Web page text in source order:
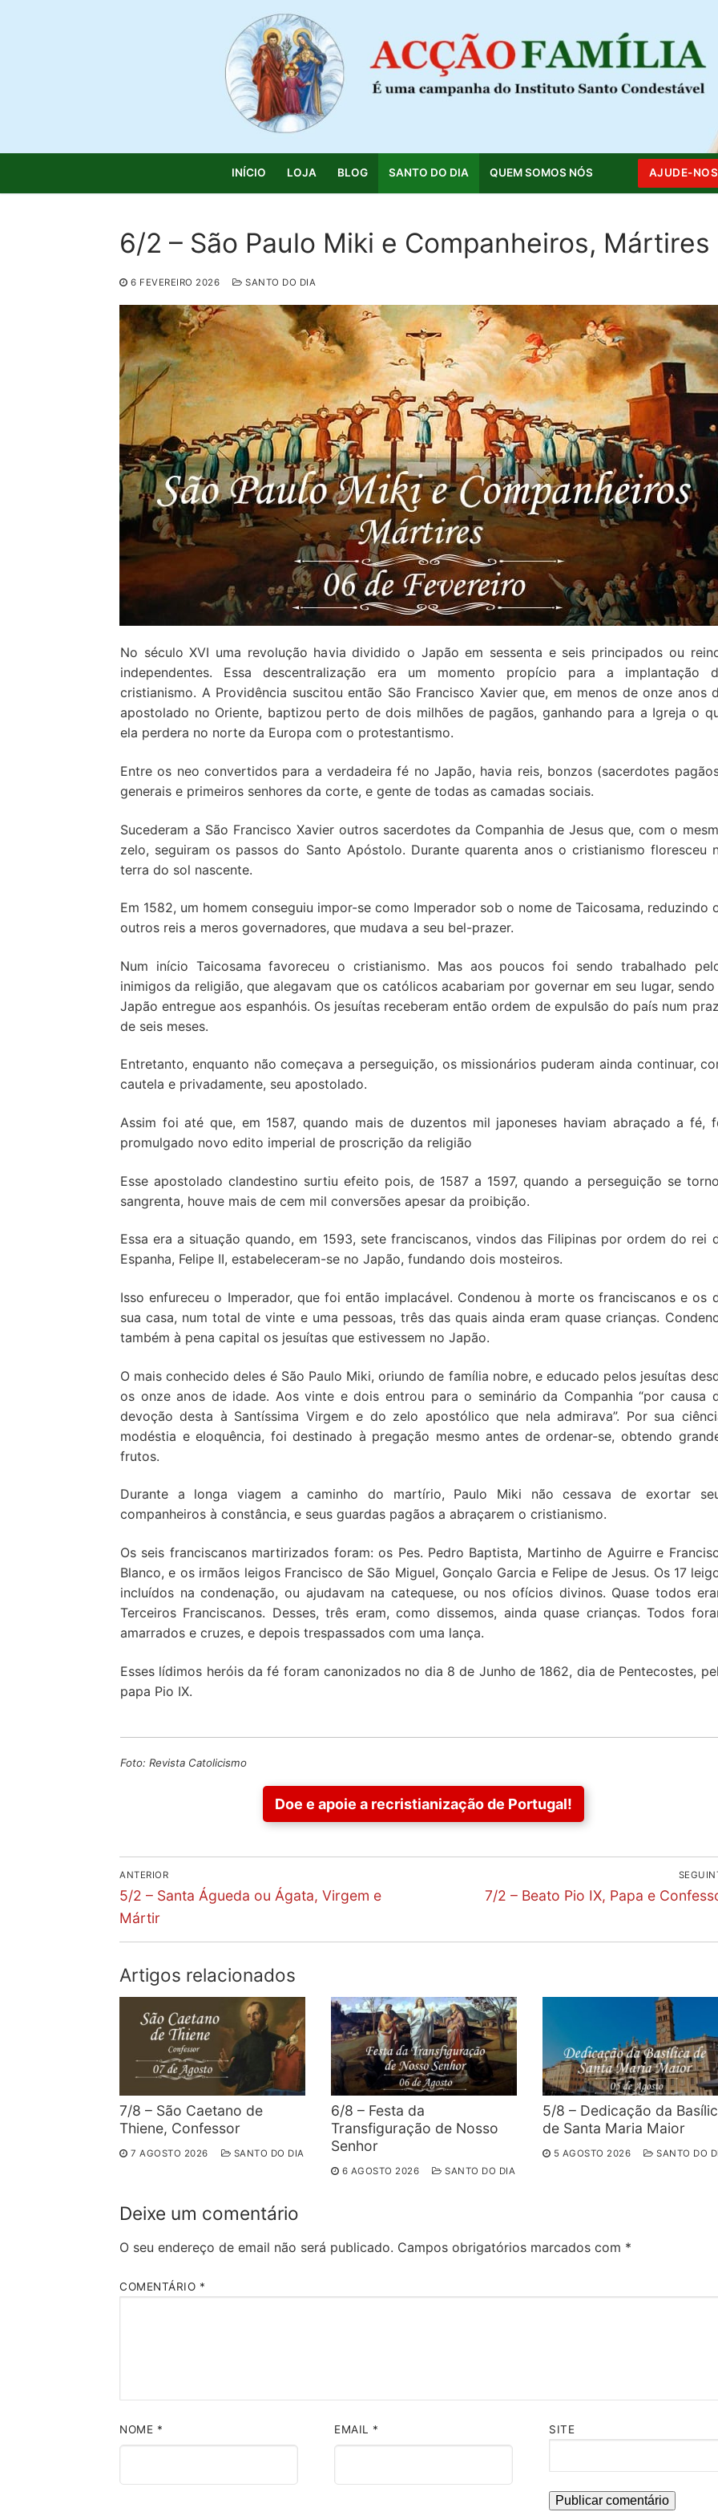
INÍCIO LOJA BLOG SANTO DO DIA QUEM SOMOS NÓS AJUDE-NOS
Pesquisar por:
Início
Loja
Blog
Santo do Dia
Quem somos nós
CARRINHO
6/2 – São Paulo Miki e Companheiros, Mártires
6 FEVEREIRO 2026 SANTO DO DIA
No século XVI uma revolução havia dividido o Japão em sessenta e seis principados ou
independentes. Essa descentralização era um momento propício para a implantação
cristianismo. A Providência suscitou então São Francisco Xavier que, em menos de onze anos
apostolado no Oriente, baptizou perto de dois milhões de pagãos, ganhando para a Igreja o
ela perdera no norte da Europa com o protestantismo.
Entre os neo convertidos para a verdadeira fé no Japão, havia reis, bonzos (sacerdotes
generais e primeiros senhores da corte, e gente de todas as camadas sociais.
Sucederam a São Francisco Xavier outros sacerdotes da Companhia de Jesus que, com o
zelo, seguiram os passos do Santo Apóstolo. Durante quarenta anos o cristianismo floresceu
terra do sol nascente.
Em 1582, um homem conseguiu impor-se como Imperador sob o nome de Taicosama, reduzindo
outros reis a meros governadores, que mudava a seu bel-prazer.
Num início Taicosama favoreceu o cristianismo. Mas aos poucos foi sendo trabalhado
inimigos da religião, que alegavam que os católicos acabariam por governar em seu lugar, sendo
Japão entregue aos espanhóis. Os jesuítas receberam então ordem de expulsão do país num
de seis meses.
Entretanto, enquanto não começava a perseguição, os missionários puderam ainda continuar,
cautela e privadamente, seu apostolado.
Assim foi até que, em 1587, quando mais de duzentos mil japoneses haviam abraçado a fé,
promulgado novo edito imperial de proscrição da religião
Esse apostolado clandestino surtiu efeito pois, de 1587 a 1597, quando a perseguição se
sangrenta, houve mais de cem mil conversões apesar da proibição.
Essa era a situação quando, em 1593, sete franciscanos, vindos das Filipinas por ordem do rei
Espanha, Felipe II, estabeleceram-se no Japão, fundando dois mosteiros.
Isso enfureceu o Imperador, que foi então implacável. Condenou à morte os franciscanos e os
sua casa, num total de vinte e uma pessoas, três das quais ainda eram quase crianças.
também à pena capital os jesuítas que estivessem no Japão.
O mais conhecido deles é São Paulo Miki, oriundo de família nobre, e educado pelos jesuítas
os onze anos de idade. Aos vinte e dois entrou para o seminário da Companhia “por causa
devoção desta à Santíssima Virgem e do zelo apostólico que nela admirava”. Por sua
modéstia e eloquência, foi destinado à pregação mesmo antes de ordenar-se, obtendo
frutos.
Durante a longa viagem a caminho do martírio, Paulo Miki não cessava de exortar
companheiros à constância, e seus guardas pagãos a abraçarem o cristianismo.
Os seis franciscanos martirizados foram: os Pes. Pedro Baptista, Martinho de Aguirre e
Blanco, e os irmãos leigos Francisco de São Miguel, Gonçalo Garcia e Felipe de Jesus. Os 17
incluídos na condenação, ou ajudavam na catequese, ou nos ofícios divinos. Quase todos
Terceiros Franciscanos. Desses, três eram, como dissemos, ainda quase crianças. Todos
amarrados e cruzes, e depois trespassados com uma lança.
Esses lídimos heróis da fé foram canonizados no dia 8 de Junho de 1862, dia de Pentecostes,
papa Pio IX.
Foto: Revista Catolicismo
Doe e apoie a recristianização de Portugal!
Navegação
de
artigos
ANTERIOR
Previous
post:
5/2 – Santa Águeda ou Ágata, Virgem e
Mártir
Next
7/2 – Beato Pio IX, Papa e
Artigos relacionados
7/8 – São Caetano de
Thiene, Confessor
7 AGOSTO 2026 SANTO DO DIA
6/8 – Festa da
Transfiguração de Nosso
Senhor
6 AGOSTO 2026 SANTO DO DIA
5/8 – Dedicação da
de Santa Maria Maior
5 AGOSTO 2026 SANTO DO
Deixe um comentário
O seu endereço de email não será publicado. Campos obrigatórios marcados com *
COMENTÁRIO *
NOME * EMAIL * SITE